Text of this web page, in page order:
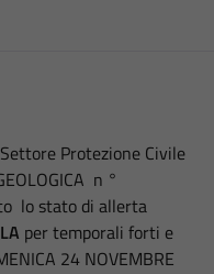
Protezione Civile
n °
lo stato di allerta
per temporali forti e
24 NOVEMBRE